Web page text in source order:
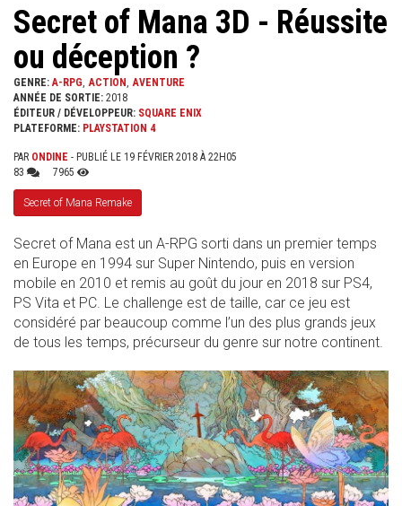
Secret of Mana 3D - Réussite
ou déception ?
GENRE:A-RPG ACTION
AVENTURE
ANNÉE DE SORTIE: 2018
ÉDITEUR / DÉVELOPPEUR: SQUARE ENIX
PLATEFORME: PLAYSTATION 4
PAR ONDINE - PUBLIÉ LE 19 FÉVRIER 2018 À 22H05
83
7965
Secret of Mana Remake
Secret of Mana est un A-RPG sorti dans un premier temps
en Europe en 1994 sur Super Nintendo, puis en version
mobile en 2010 et remis au goût du jour en 2018 sur PS4,
PS Vita et PC. Le challenge est de taille, car ce jeu est
considéré par beaucoup comme l’un des plus grands jeux
de tous les temps, précurseur du genre sur notre continent.
SANS_TITRE_.JPG